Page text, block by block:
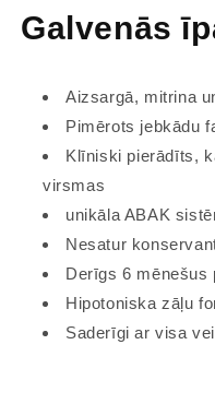
Galvenās
Aizsargā, mitrina
Pimērots jebkādu
Klīniski pierādīts,
virsmas
unikāla ABAK
Nesatur
Derīgs 6 mēnešus
Hipotoniska zāļu
Saderīgi ar visa